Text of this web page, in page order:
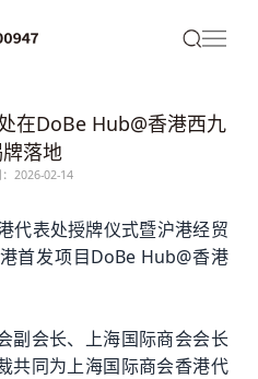
在DoBe Hub@香港西九
落地
2026-02-14
代表处授牌仪式暨沪港经贸
首发项目DoBe Hub@香港
副会长、上海国际商会会长
共同为上海国际商会香港代